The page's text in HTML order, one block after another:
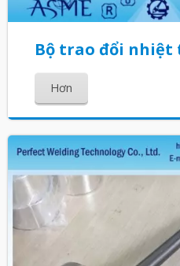
Bộ trao đổi
Hơn